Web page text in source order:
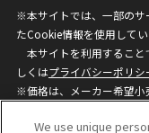
※本サイトでは、一部のサ
たCookie情報を使用してい
本サイトを利用すること
しくはプライバシーポリシ
※価格は、メーカー希望小
ざいますのでご了承くだ
We use unique